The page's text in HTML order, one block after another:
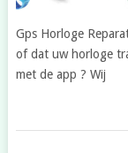
Gps Horloge
of dat uw horloge
met de app ? Wij